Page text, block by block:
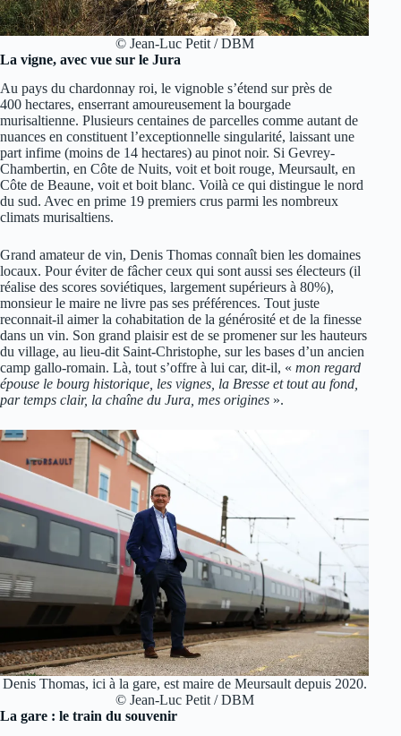
© Jean-Luc Petit / DBM
La vigne, avec vue sur le Jura
Au pays du chardonnay roi, le vignoble s’étend sur près de
400 hectares, enserrant amoureusement la bourgade
murisaltienne. Plusieurs centaines de parcelles comme autant de
nuances en constituent l’exceptionnelle singularité, laissant une
part infime (moins de 14 hectares) au pinot noir. Si Gevrey-
Chambertin, en Côte de Nuits, voit et boit rouge, Meursault, en
Côte de Beaune, voit et boit blanc. Voilà ce qui distingue le nord
du sud. Avec en prime 19 premiers crus parmi les nombreux
climats murisaltiens.
Grand amateur de vin, Denis Thomas connaît bien les domaines
locaux. Pour éviter de fâcher ceux qui sont aussi ses électeurs (il
réalise des scores soviétiques, largement supérieurs à 80%),
monsieur le maire ne livre pas ses préférences. Tout juste
reconnait-il aimer la cohabitation de la générosité et de la finesse
dans un vin. Son grand plaisir est de se promener sur les hauteurs
du village, au lieu-dit Saint-Christophe, sur les bases d’un ancien
camp gallo-romain. Là, tout s’offre à lui car, dit-il, « mon regard
épouse le bourg historique, les vignes, la Bresse et tout au fond,
par temps clair, la chaîne du Jura, mes origines ».
Denis Thomas, ici à la gare, est maire de Meursault depuis 2020.
© Jean-Luc Petit / DBM
La gare : le train du souvenir